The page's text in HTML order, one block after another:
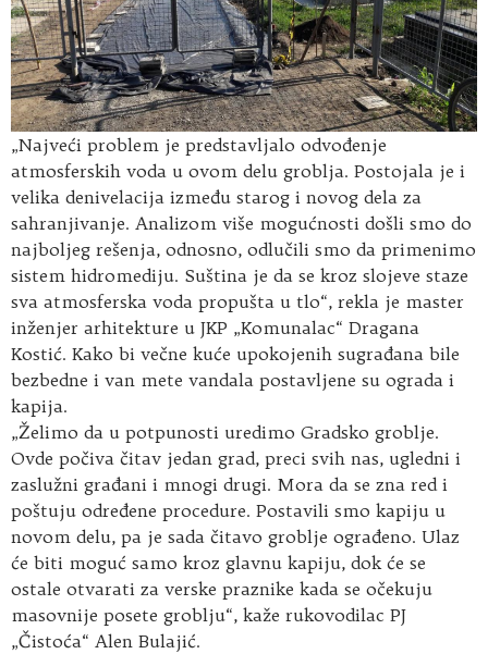
„Najveći problem je predstavljalo odvođenje
atmosferskih voda u ovom delu groblja. Postojala je i
velika denivelacija između starog i novog dela za
sahranjivanje. Analizom više mogućnosti došli smo do
najboljeg rešenja, odnosno, odlučili smo da primenimo
sistem hidromediju. Suština je da se kroz slojeve staze
sva atmosferska voda propušta u tlo“, rekla je master
inženjer arhitekture u JKP „Komunalac“ Dragana
Kostić. Kako bi večne kuće upokojenih sugrađana bile
bezbedne i van mete vandala postavljene su ograda i
kapija.
„Želimo da u potpunosti uredimo Gradsko groblje.
Ovde počiva čitav jedan grad, preci svih nas, ugledni i
zaslužni građani i mnogi drugi. Mora da se zna red i
poštuju određene procedure. Postavili smo kapiju u
novom delu, pa je sada čitavo groblje ograđeno. Ulaz
će biti moguć samo kroz glavnu kapiju, dok će se
ostale otvarati za verske praznike kada se očekuju
masovnije posete groblju“, kaže rukovodilac PJ
„Čistoća“ Alen Bulajić.